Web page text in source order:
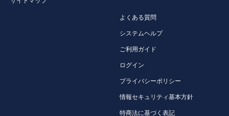
よくある質問
システムヘルプ
ご利用ガイド
ログイン
プライバシーポリシー
情報セキュリティ基本方針
特商法に基づく表記